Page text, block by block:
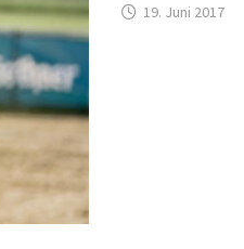
19. Juni 2017